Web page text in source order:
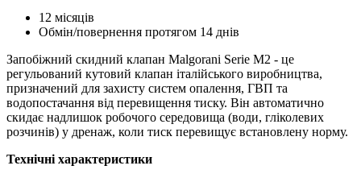
12 місяців
Обмін/повернення протягом 14 днів
Запобіжний скидний клапан Malgorani Serie M2 - це
регульований кутовий клапан італійського виробництва,
призначений для захисту систем опалення, ГВП та
водопостачання від перевищення тиску. Він автоматично
скидає надлишок робочого середовища (води, гліколевих
розчинів) у дренаж, коли тиск перевищує встановлену норму.
Технічні характеристики